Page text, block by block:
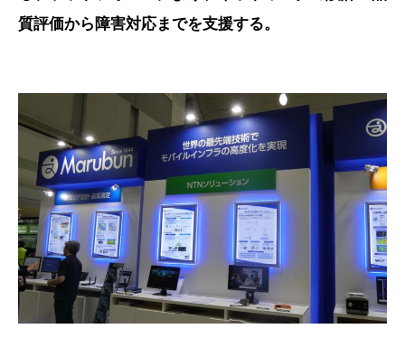
質評価から障害対応までを支援する。